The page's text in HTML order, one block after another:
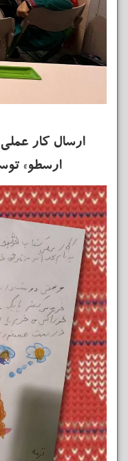
ارسال کار
ارسطو»